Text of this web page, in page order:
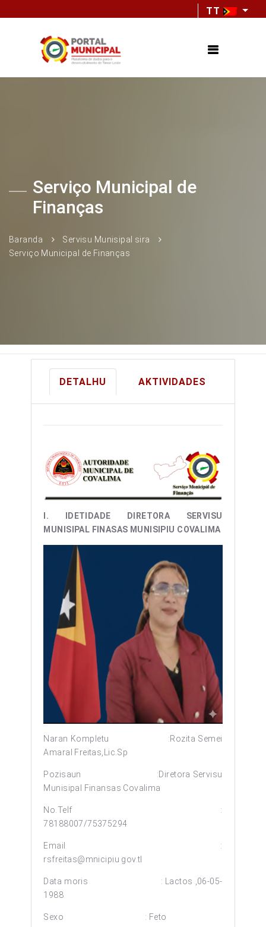
TT
Serviço Municipal de
Finanças
Baranda
Servisu Munisipal sira
Serviço Municipal de Finanças
DETALHU AKTIVIDADES
I. IDETIDADE DIRETORA SERVISU
MUNISIPAL FINASAS MUNISIPIU COVALIMA
Naran Kompletu :Rozita Semei
Amaral Freitas,Lic.Sp
Pozisaun :Diretora Servisu
Munisipal Finansas Covalima
No.Telf :
78188007/75375294
Email :
rsfreitas@mnicipiu gov.tl
Data moris : Lactos ,06-05-
1988
Sexo : Feto